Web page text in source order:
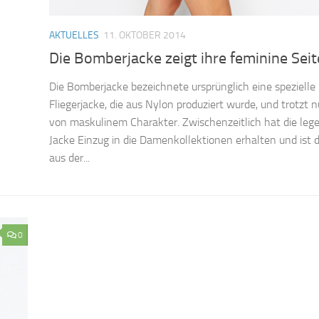
AKTUELLES 11. OKTOBER 2014
Die Bomberjacke zeigt ihre feminine
Die Bomberjacke bezeichnete ursprünglich eine spezielle
Fliegerjacke, die aus Nylon produziert wurde, und trotzt
von maskulinem Charakter. Zwischenzeitlich hat die
Jacke Einzug in die Damenkollektionen erhalten und ist
aus der...
0